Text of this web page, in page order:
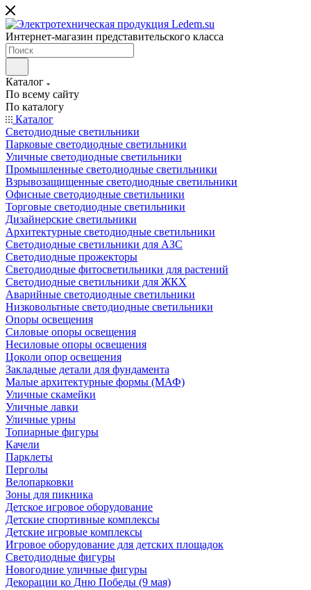
Интернет-магазин представительского класса
Каталог
По всему сайту
По каталогу
Каталог
Светодиодные светильники
Парковые светодиодные светильники
Уличные светодиодные светильники
Промышленные светодиодные светильники
Взрывозащищенные светодиодные светильники
Офисные светодиодные светильники
Торговые светодиодные светильники
Дизайнерские светильники
Архитектурные светодиодные светильники
Светодиодные светильники для АЗС
Светодиодные прожекторы
Светодиодные фитосветильники для растений
Светодиодные светильники для ЖКХ
Аварийные светодиодные светильники
Низковольтные светодиодные светильники
Опоры освещения
Силовые опоры освещения
Несиловые опоры освещения
Цоколи опор освещения
Закладные детали для фундамента
Малые архитектурные формы (МАФ)
Уличные скамейки
Уличные лавки
Уличные урны
Топиарные фигуры
Качели
Парклеты
Перголы
Велопарковки
Зоны для пикника
Детское игровое оборудование
Детские спортивные комплексы
Детские игровые комплексы
Игровое оборудование для детских площадок
Светодиодные фигуры
Новогодние уличные фигуры
Декорации ко Дню Победы (9 мая)